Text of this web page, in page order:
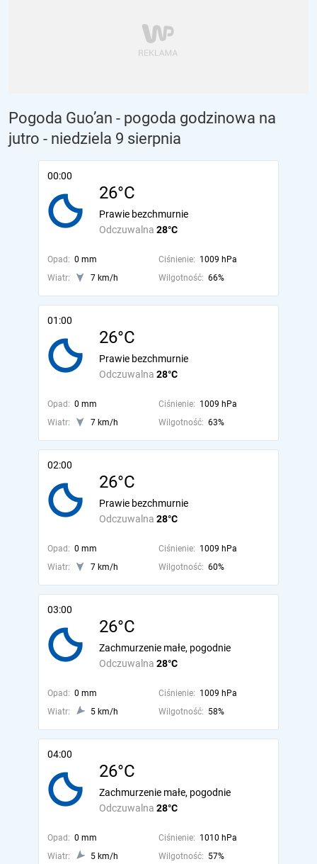
Pogoda Guo’an - pogoda godzinowa na
jutro - niedziela 9 sierpnia
00:00
26°C
Odczuwalna 28°C
Prawie bezchmurnie
Opad: 0 mm Ciśnienie: 1009 hPa
Wiatr:
7 km/h Wilgotność: 66%
01:00
26°C
Odczuwalna 28°C
Prawie bezchmurnie
Opad: 0 mm Ciśnienie: 1009 hPa
Wiatr:
7 km/h Wilgotność: 63%
02:00
26°C
Odczuwalna 28°C
Prawie bezchmurnie
Opad: 0 mm Ciśnienie: 1009 hPa
Wiatr:
7 km/h Wilgotność: 60%
03:00
26°C
Odczuwalna 28°C
Zachmurzenie małe, pogodnie
Opad: 0 mm Ciśnienie: 1009 hPa
Wiatr:
5 km/h Wilgotność: 58%
04:00
26°C
Odczuwalna 28°C
Zachmurzenie małe, pogodnie
Opad: 0 mm Ciśnienie: 1010 hPa
Wiatr:
5 km/h Wilgotność: 57%